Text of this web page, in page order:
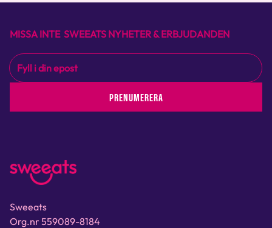
MISSA INTE SWEEATS NYHETER & ERBJUDANDEN
PRENUMERERA
Sweeats
Org.nr 559089-8184